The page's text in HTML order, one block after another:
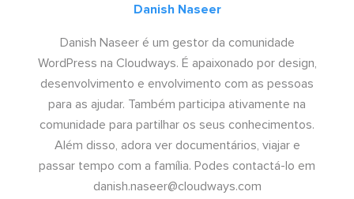
Danish Naseer
Danish Naseer é um gestor da comunidade
WordPress na Cloudways. É apaixonado por design,
desenvolvimento e envolvimento com as pessoas
para as ajudar. Também participa ativamente na
comunidade para partilhar os seus conhecimentos.
Além disso, adora ver documentários, viajar e
passar tempo com a família. Podes contactá-lo em
danish.naseer@cloudways.com